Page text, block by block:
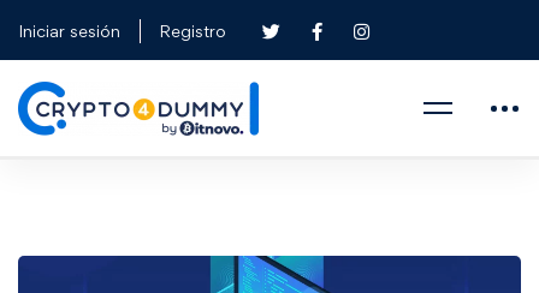
Iniciar sesión Registro